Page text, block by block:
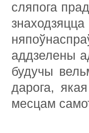
сляпога
аддзелены
будучы
дарога,
месцам